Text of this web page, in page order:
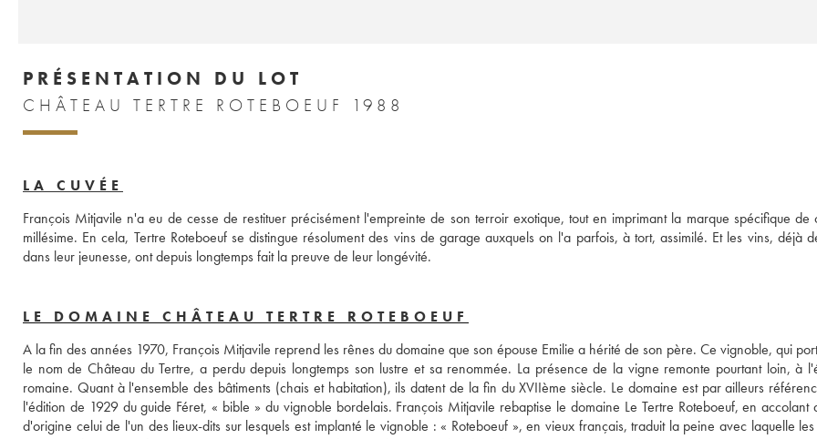
PRÉSENTATION DU LOT
CHÂTEAU TERTRE ROTEBOEUF 1988
LA CUVÉE
François Mitjavile n'a eu de cesse de restituer précisément l'empreinte de son terroir exotique, tout en imprimant la marque spécifique de
millésime. En cela, Tertre Roteboeuf se distingue résolument des vins de garage auxquels on l'a parfois, à tort, assimilé. Et les vins, déjà
dans leur jeunesse, ont depuis longtemps fait la preuve de leur longévité.
LE DOMAINE CHÂTEAU TERTRE ROTEBOEUF
A la fin des années 1970, François Mitjavile reprend les rênes du domaine que son épouse Emilie a hérité de son père. Ce vignoble, qui
le nom de Château du Tertre, a perdu depuis longtemps son lustre et sa renommée. La présence de la vigne remonte pourtant loin, à
romaine. Quant à l'ensemble des bâtiments (chais et habitation), ils datent de la fin du XVIIème siècle. Le domaine est par ailleurs
l'édition de 1929 du guide Féret, « bible » du vignoble bordelais. François Mitjavile rebaptise le domaine Le Tertre Roteboeuf, en accolant
d'origine celui de l'un des lieux-dits sur lesquels est implanté le vignoble : « Roteboeuf », en vieux français, traduit la peine avec laquelle